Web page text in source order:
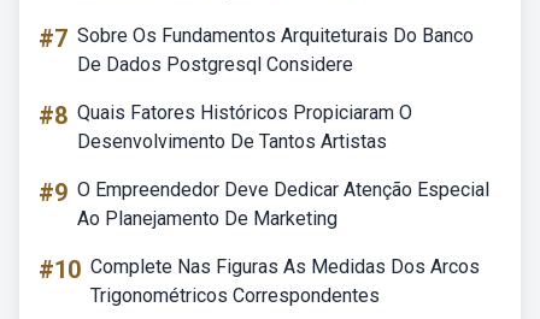
#7 Sobre Os Fundamentos Arquiteturais Do Banco
De Dados Postgresql Considere
#8 Quais Fatores Históricos Propiciaram O
Desenvolvimento De Tantos Artistas
#9 O Empreendedor Deve Dedicar Atenção Especial
Ao Planejamento De Marketing
#10 Complete Nas Figuras As Medidas Dos Arcos
Trigonométricos Correspondentes